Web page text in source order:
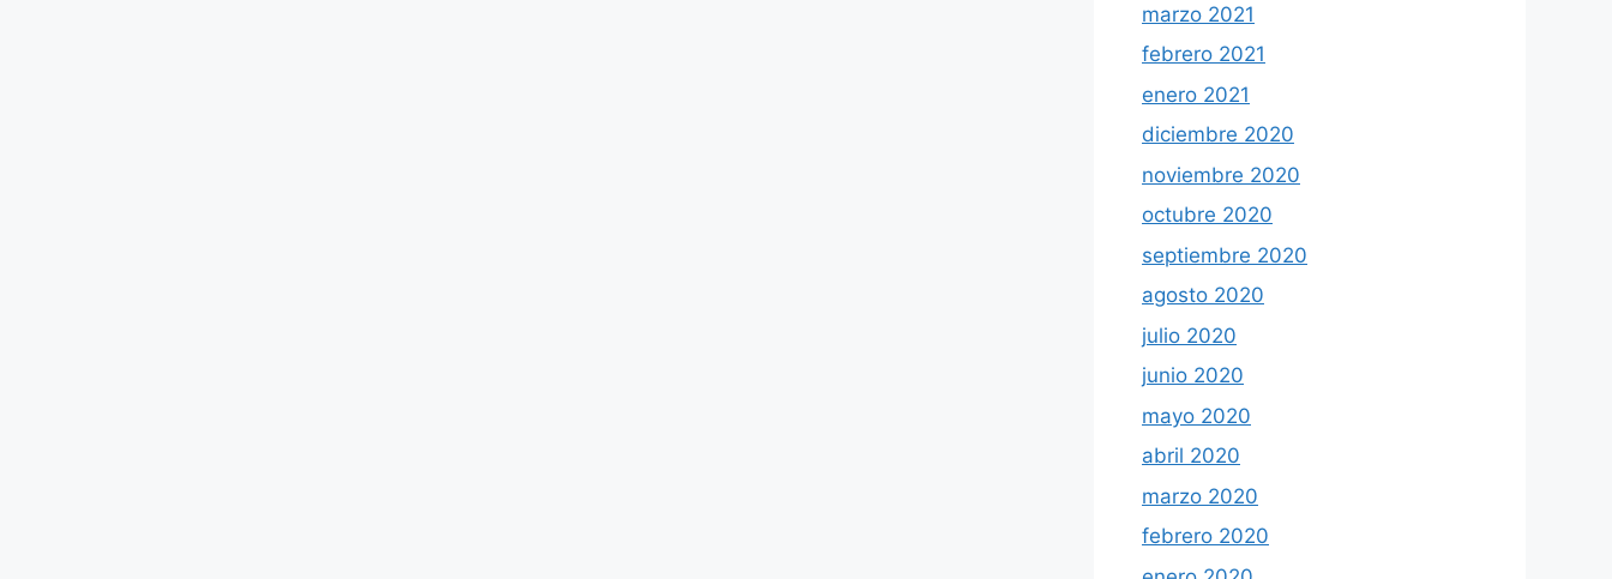
marzo 2021
febrero 2021
enero 2021
diciembre 2020
noviembre 2020
octubre 2020
septiembre 2020
agosto 2020
julio 2020
junio 2020
mayo 2020
abril 2020
marzo 2020
febrero 2020